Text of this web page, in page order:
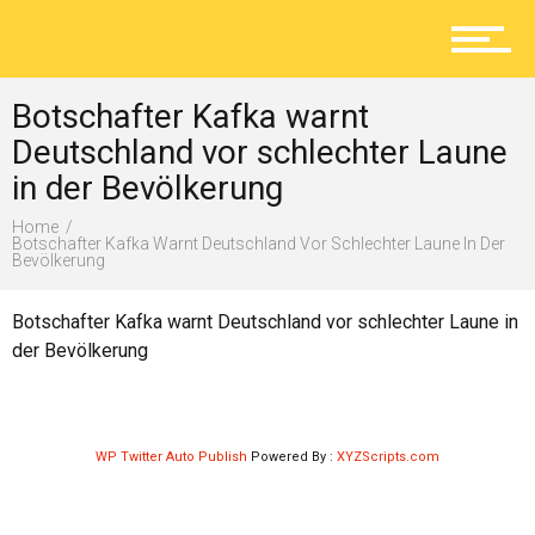
Lokal
Ratgeber
Service
Botschafter Kafka warnt
Deutschland vor schlechter Laune
in der Bevölkerung
Home
Botschafter Kafka Warnt Deutschland Vor Schlechter Laune In Der
Bevölkerung
Botschafter Kafka warnt Deutschland vor schlechter Laune in
der Bevölkerung
WP Twitter Auto Publish Powered By : XYZScripts.com